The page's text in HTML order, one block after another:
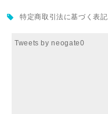
特定商取引法に基づく表記
Tweets by neogate0